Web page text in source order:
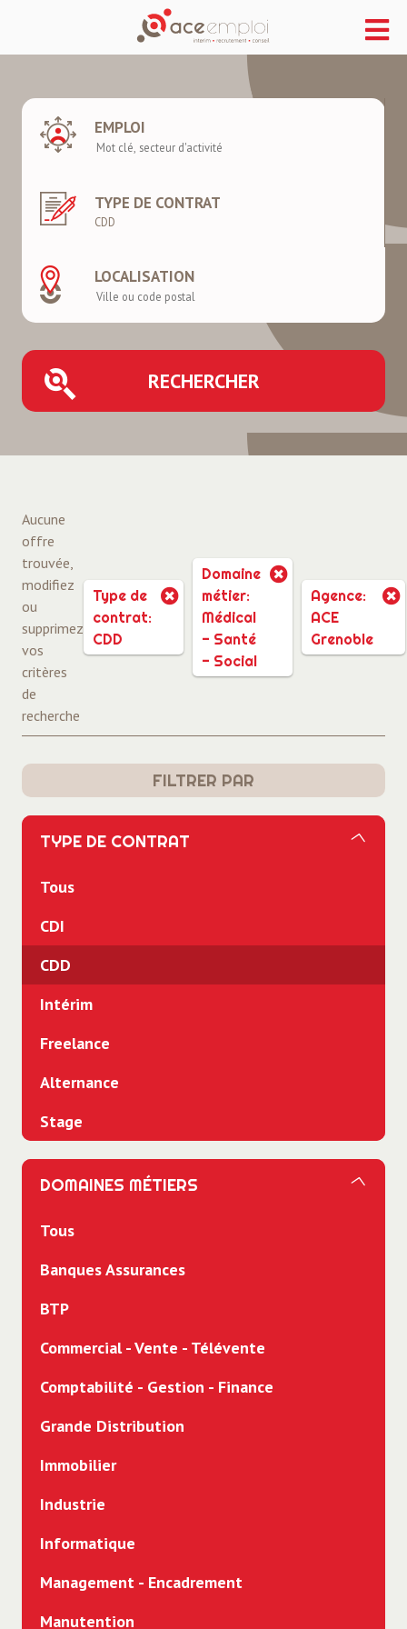
EMPLOI
TYPE DE CONTRAT
LOCALISATION
RECHERCHER
Aucune
offre
trouvée,
modifiez
ou
supprimez
vos
critères
de
recherche
Type de
contrat:
CDD
Domaine
métier:
Médical
- Santé
- Social
Agence:
ACE
Grenoble
FILTRER PAR
TYPE DE CONTRAT
Tous
CDI
CDD
Intérim
Freelance
Alternance
Stage
DOMAINES MÉTIERS
Tous
Banques Assurances
BTP
Commercial - Vente - Télévente
Comptabilité - Gestion - Finance
Grande Distribution
Immobilier
Industrie
Informatique
Management - Encadrement
Manutention